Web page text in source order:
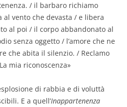
/ il barbaro richiamo
al vento che devasta / e libera
al poi / il corpo abbandonato al
senza oggetto / l’amore che ne
che abita il silenzio. / Reclamo
mia riconoscenza»
di rabbia e di voluttà
E a quell’Inappartenenza